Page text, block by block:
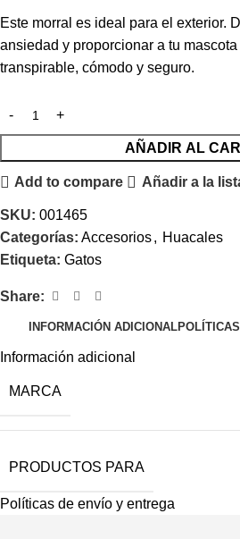
Este morral es ideal para el exterior.
ansiedad y proporcionar a tu
transpirable, cómodo y seguro.
AÑADIR AL
Add to compare Añadir a la
SKU: 001465
Categorías: Accesorios, Huacales
Etiqueta: Gatos
Share:
INFORMACIÓN ADICIONAL
Información adicional
MARCA
PRODUCTOS PARA
Políticas de envío y entrega